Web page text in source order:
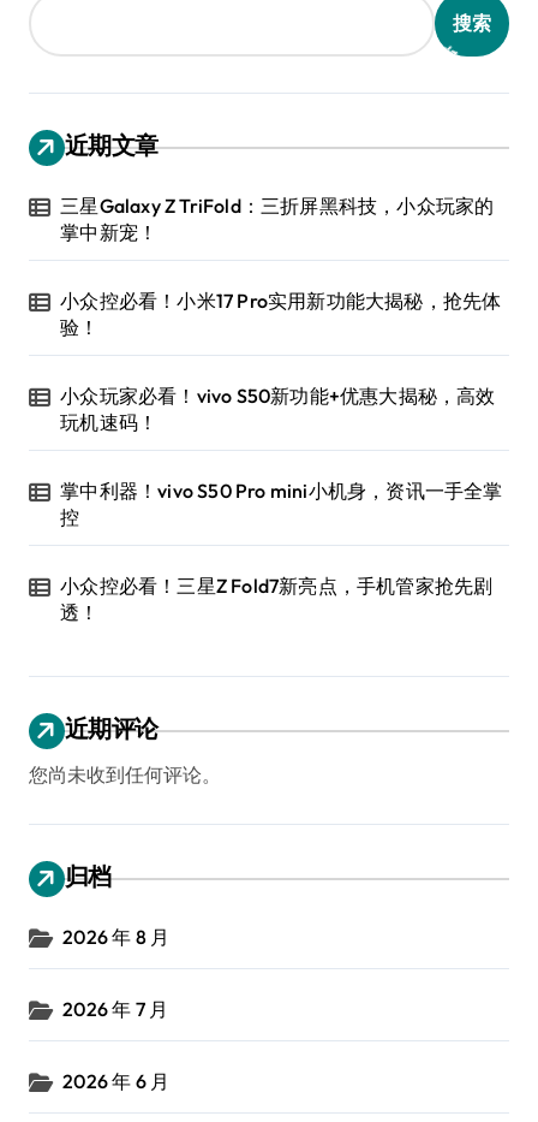
搜索
近期文章
三星Galaxy Z TriFold：三折屏黑科技，小众玩家的
掌中新宠！
小众控必看！小米17 Pro实用新功能大揭秘，抢先体
验！
小众玩家必看！vivo S50新功能+优惠大揭秘，高效
玩机速码！
掌中利器！vivo S50 Pro mini小机身，资讯一手全掌
控
小众控必看！三星Z Fold7新亮点，手机管家抢先剧
透！
近期评论
您尚未收到任何评论。
归档
2026 年 8 月
2026 年 7 月
2026 年 6 月